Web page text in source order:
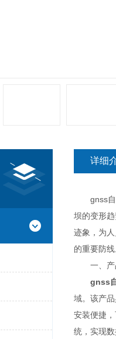
详细
gnss自动
坝的变形
迹象，为
的重要防
一、产
gnss
域。该产
安装便捷
统，实现